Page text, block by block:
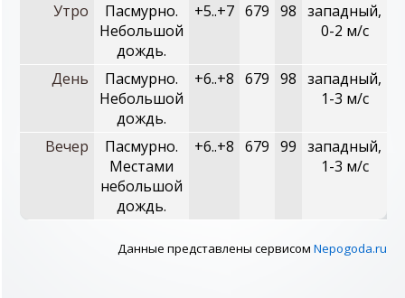
Утро
Пасмурно.
Небольшой
дождь.
+5..+7 679 98 западный,
0-2 м/с
День
Пасмурно.
Небольшой
дождь.
+6..+8 679 98 западный,
1-3 м/с
Вечер
Пасмурно.
Местами
небольшой
дождь.
+6..+8 679 99 западный,
1-3 м/с
Данные представлены сервисом Nepogoda.ru